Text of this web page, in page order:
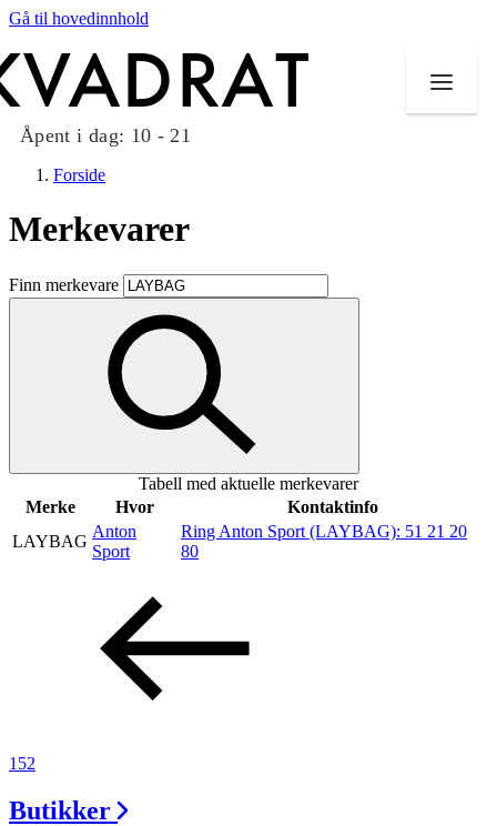
Gå til hovedinnhold
Åpent i dag: 10 - 21
Butikker
Mat og drikke
Taket på Kvadrat
Aktiviteter
Inspirasjon
Åpningstider
Ledige stillinger
Magasin
Forside
Merkevarer
Finn merkevare
Tabell med aktuelle merkevarer
Merke
Hvor
Kontaktinfo
LAYBAG
Anton
Sport
Ring Anton Sport (LAYBAG): 51 21 20
80
152
Butikker